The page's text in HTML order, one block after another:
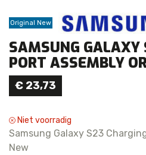
Original New
SAMSUNG GALAXY
PORT ASSEMBLY
€ 23,73
Niet voorradig
Samsung Galaxy S23
New